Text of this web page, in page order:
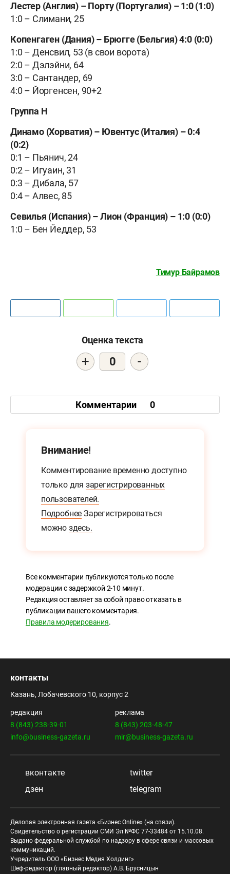
Лестер (Англия) –Порту (Португалия) –1:0 (1:0)
1:0 – Слимани, 25
Копенгаген (Дания) – Брюгге (Бельгия) 4:0 (0:0)
1:0 – Денсвил, 53 (в свои ворота)
2:0 – Дэлэйни, 64
3:0 – Сантандер, 69
4:0 – Йоргенсен, 90+2
Группа Н
Динамо (Хорватия) – Ювентус (Италия) –0:4
(0:2)
0:1 – Пьянич, 24
0:2 – Игуаин, 31
0:3 – Дибала, 57
0:4 – Алвес, 85
Севилья (Испания) –Лион (Франция) –1:0 (0:0)
1:0 – Бен Йеддер, 53
Тимур Байрамов
Оценка текста
+ 0 -
Комментарии 0
Внимание!
Комментирование временно доступно
только для зарегистрированных
пользователей.
Подробнее Зарегистрироваться
можно здесь.
Все комментарии публикуются только после
модерации с задержкой 2-10 минут.
Редакция оставляет за собой право отказать в
публикации вашего комментария.
Правила модерирования.
контакты
Казань, Лобачевского 10, корпус 2
редакция
8 (843) 238-39-01
info@business-gazeta.ru
реклама
8 (843) 203-48-47
mir@business-gazeta.ru
вконтакте
twitter
дзен
telegram
Деловая электронная газета «Бизнес Online» (на связи).
Свидетельство о регистрации СМИ Эл №ФС 77-33484 от 15.10.08.
Выдано федеральной службой по надзору в сфере связи и массовых
коммуникаций.
Учредитель ООО «Бизнес Медия Холдинг»
Шеф-редактор (главный редактор) А.В. Брусницын